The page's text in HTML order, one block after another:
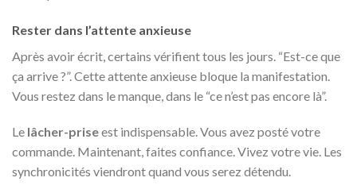
Rester dans l’attente anxieuse
Après avoir écrit, certains vérifient tous les jours. “Est-ce que
ça arrive ?”. Cette attente anxieuse bloque la manifestation.
Vous restez dans le manque, dans le “ce n’est pas encore là”.
Le lâcher-priseest indispensable. Vous avez posté votre
commande. Maintenant, faites confiance. Vivez votre vie. Les
synchronicités viendront quand vous serez détendu.